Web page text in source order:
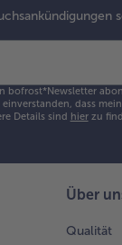
dass
Details sind hierzu
Über
Qualität